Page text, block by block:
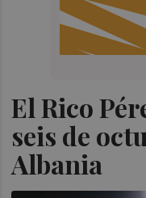
El Rico
seis de
Albania